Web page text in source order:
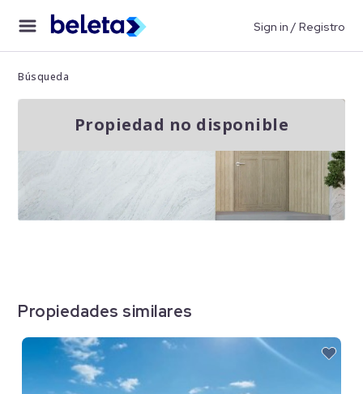
Sign in / Registro
Búsqueda
Propiedad no disponible
Propiedades similares